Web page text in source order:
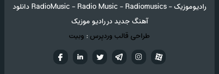
رادیوموزیک - RadioMusic - Radio Music - Radiomusics دانلود
آهنگ جدید در رادیو موزیک
طراحی قالب وردپرس: وبیت
تويترتلگراماینستاگرام آپارات